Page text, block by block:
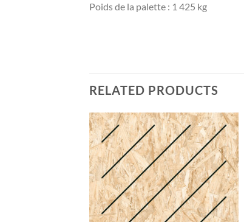
Poids de la palette : 1 425 kg
RELATED PRODUCTS